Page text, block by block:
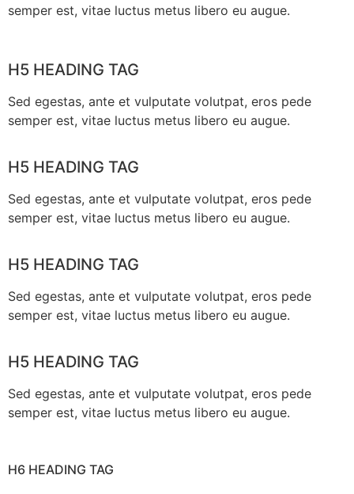
semper est, vitae luctus metus libero eu augue.
H5 HEADING TAG
Sed egestas, ante et vulputate volutpat, eros pede
semper est, vitae luctus metus libero eu augue.
H5 HEADING TAG
Sed egestas, ante et vulputate volutpat, eros pede
semper est, vitae luctus metus libero eu augue.
H5 HEADING TAG
Sed egestas, ante et vulputate volutpat, eros pede
semper est, vitae luctus metus libero eu augue.
H5 HEADING TAG
Sed egestas, ante et vulputate volutpat, eros pede
semper est, vitae luctus metus libero eu augue.
H6 HEADING TAG